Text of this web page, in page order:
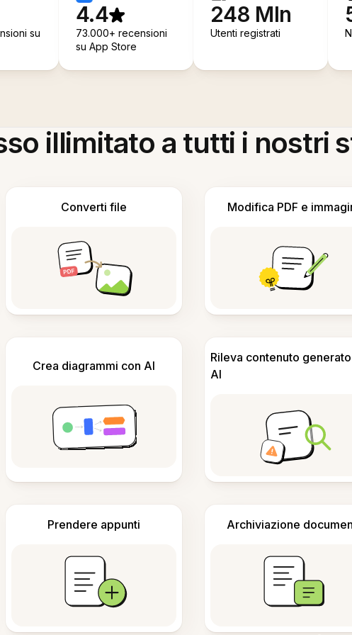
su
4.4
73.000+ recensioni
su App Store
248 Mln
Utenti registrati
illimitato a tutti i nostri
Converti file Modifica PDF e
Crea diagrammi con AI
Rileva contenuto
AI
Prendere appunti Archiviazione